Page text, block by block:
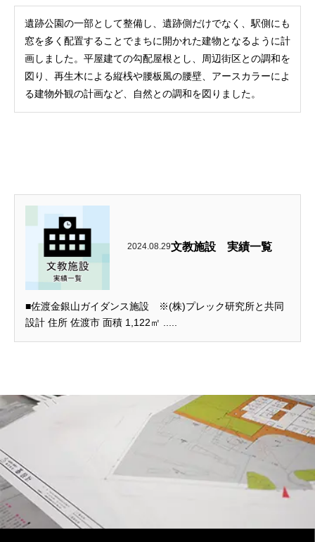
遺跡公園の一部として整備し、遺跡側だけでなく、駅側にも
窓を多く配置することでまちに開かれた建物となるように計
画しました。平屋建ての勾配屋根とし、周辺街区との調和を
図り、再生木による縦桟や腰板風の腰壁、アースカラーによ
る建物外観の計画など、自然との調和を図りました。
2024.08.29文教施設 実績一覧
■佐渡金銀山ガイダンス施設 ※(株)プレック研究所と共同
設計 住所 佐渡市 面積 1,122㎡ .....